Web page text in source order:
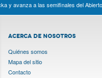
y avanza a las semifinales del
ACERCA DE NOSOTROS
Quiénes somos
Mapa del sitio
Contacto